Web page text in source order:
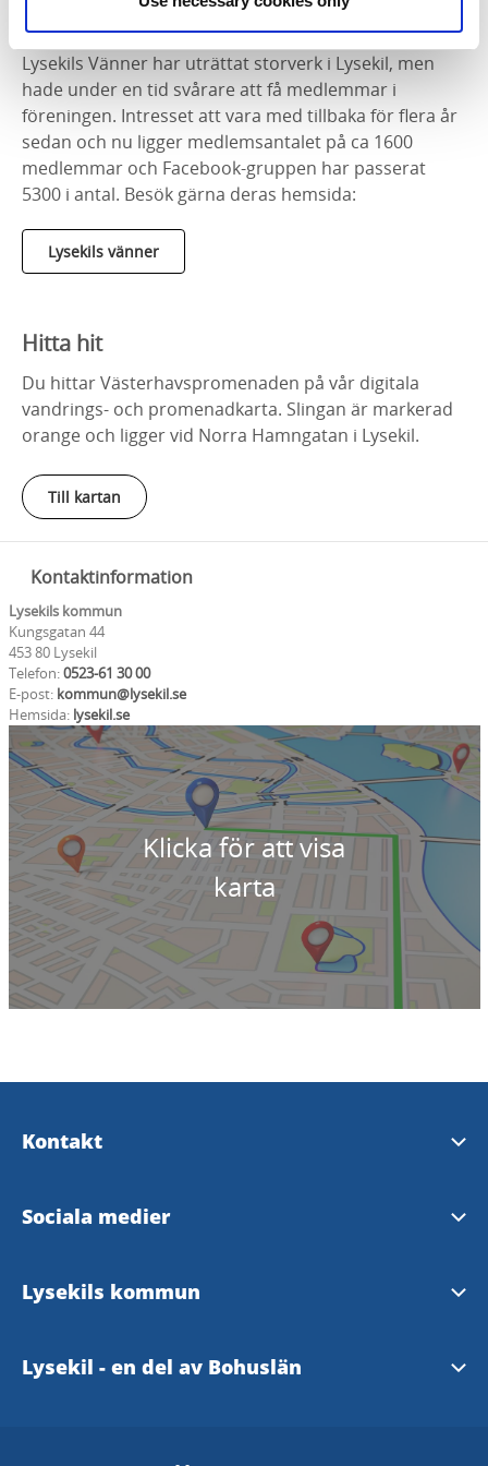
Lysekils Vänner har uträttat storverk i Lysekil, men
hade under en tid svårare att få medlemmar i
föreningen. Intresset att vara med tillbaka för flera år
sedan och nu ligger medlemsantalet på ca 1600
medlemmar och Facebook-gruppen har passerat
5300 i antal. Besök gärna deras hemsida:
Lysekils vänner
Hitta hit
Du hittar Västerhavspromenaden på vår digitala
vandrings- och promenadkarta. Slingan är markerad
orange och ligger vid Norra Hamngatan i Lysekil.
Till kartan
Kontaktinformation
Lysekils kommun
Kungsgatan 44
453 80 Lysekil
Telefon:0523-61 30 00
E-post: kommun@lysekil.se
Hemsida: lysekil.se
Klicka för att visa
karta
Kontakt
Upplev Lysekil
Sociala medier
Upplev Lysekil på Facebook
Lysekils kommun
Hemsida
Lysekil - en del av Bohuslän